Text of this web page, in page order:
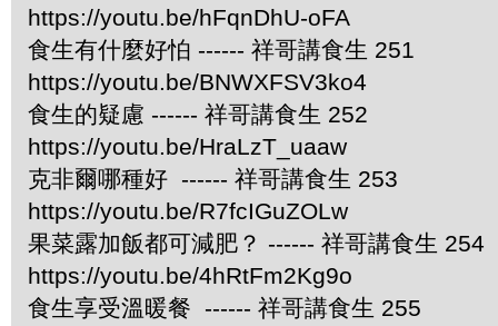
https://youtu.be/hFqnDhU-oFA
食生有什麼好怕 ------ 祥哥講食生 251
https://youtu.be/BNWXFSV3ko4
食生的疑慮 ------ 祥哥講食生 252
https://youtu.be/HraLzT_uaaw
克非爾哪種好 ------ 祥哥講食生 253
https://youtu.be/R7fcIGuZOLw
果菜露加飯都可減肥？ ------ 祥哥講食生 254
https://youtu.be/4hRtFm2Kg9o
食生享受溫暖餐 ------ 祥哥講食生 255